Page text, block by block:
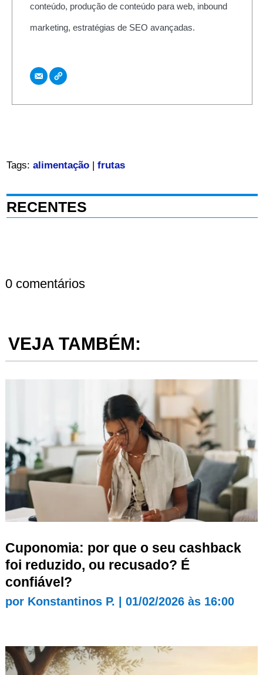
conteúdo, produção de conteúdo para web, inbound
marketing, estratégias de SEO avançadas.
Tags: alimentação| frutas
RECENTES
0 comentários
VEJA TAMBÉM:
Cuponomia: por que o seu cashback
foi reduzido, ou recusado? É
confiável?
por Konstantinos P. 01/02/2026 às 16:00